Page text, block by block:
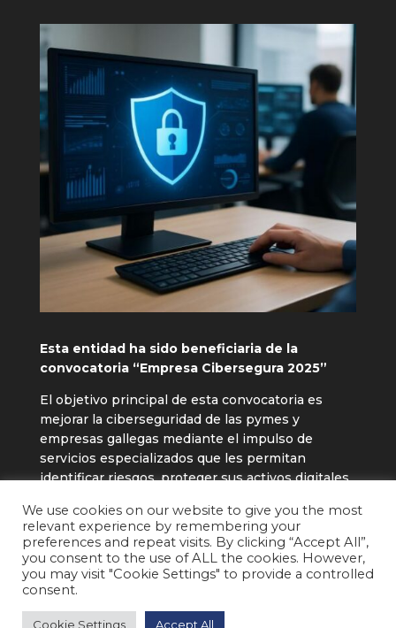
Esta entidad ha sido beneficiaria de la
convocatoria “Empresa Cibersegura 2025”
El objetivo principal de esta convocatoria es
mejorar la ciberseguridad de las pymes y
empresas gallegas mediante el impulso de
servicios especializados que les permitan
identificar riesgos, proteger sus activos digitales
las ciberamenazas, contribuyendo así a su
continuidad operativa y competitividad.
2026 © ANERPRO ENERGÍA Y PROCESO S.L. •
We use cookies on our website to give you the most
relevant experience by remembering your
preferences and repeat visits. By clicking “Accept All”,
you consent to the use of ALL the cookies. However,
you may visit "Cookie Settings" to provide a controlled
consent.
Cookie Settings Accept All